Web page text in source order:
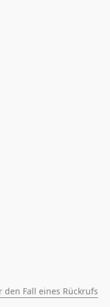
Fall eines Rückrufs